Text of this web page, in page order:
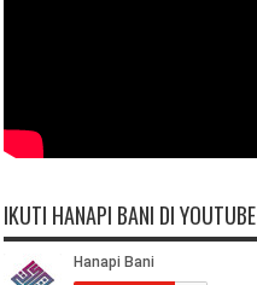
IKUTI HANAPI BANI DI YOUTUBE